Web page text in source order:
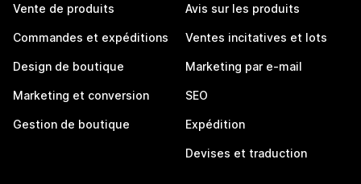
Vente de produits
Commandes et expéditions
Design de boutique
Marketing et conversion
Gestion de boutique
Avis sur les produits
Ventes incitatives et lots
Marketing par e-mail
SEO
Expédition
Devises et traduction